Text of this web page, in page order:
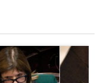
gobernadores
de tendencia con